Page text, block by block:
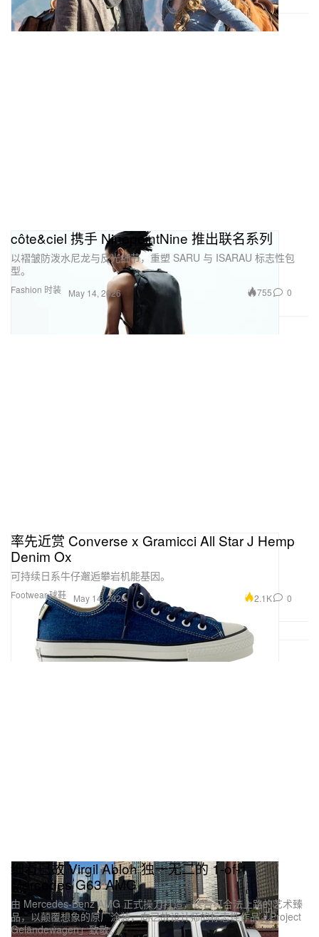
Fashion 时装
côte&ciel 携手 NinepointNine 推出联名系列
以褶皱防泼水尼龙与反光细节，重塑 SARU 与 ISARAU 标志性包
型。
May 14, 2026 755 0
Footwear 球鞋
率先近赏 Converse x Gramicci All Star J Hemp
Denim Ox
可持续日系牛仔邂逅攀岩机能基因。
May 14, 2026 2.1K 0
细看已故 Virgil Abloh 独一无二的 1-of-1
Mercedes G63 AMG
由 Mercedes-Benz AMG 正式操刀打造，这台可合法上路的艺术臻
品，以颠覆想象的原厂涂装，向已故设计师的标志性作品「Project
Geländewagen」致敬。